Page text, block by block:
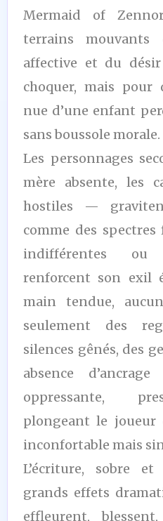
Mermaid of
terrains mouvants
affective et du
choquer, mais pour
nue d’une enfant
sans boussole morale.
Les personnages
mère absente, les
hostiles —
comme des spectres
indifférentes ou
renforcent son exil
main tendue,
seulement des
silences gênés, des
absence
oppressante,
plongeant le joueur
inconfortable mais
L’écriture, sobre
grands effets
effleurent,